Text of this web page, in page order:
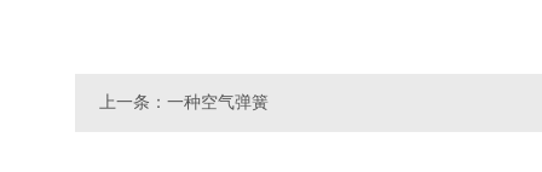
上一条：一种空气弹簧